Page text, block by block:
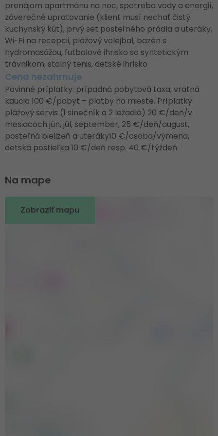
prenájom apartmánu na noc, spotreba vody a energií,
záverečné upratovanie (klient musí nechať čistý
kuchynský kút), prvý set posteľného prádla a uteráky,
Wi-Fi na recepcii, plážový volejbal, bazén s
hydromasážou, futbalové ihrisko so syntetickým
trávnikom, stolný tenis, detské ihrisko
Cena nezahrnuje
Povinné príplatky: prípadná pobytová taxa, vratná
kaucia 100 €/pobyt – platby na mieste. Príplatky:
plážový servis (1 slnečník a 2 ležadlá) 20 €/deň/v
mesiacoch jún, júl, september, 25 €/deň/august,
posteľná bielizeň a uteráky10 €/osoba/výmena,
detská postieľka 10 €/deň resp. 40 €/týždeň
Na mape
Zobraziť mapu